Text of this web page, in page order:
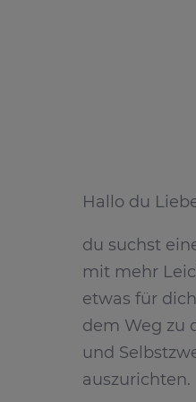
Hallo du
du suchst
mit mehr
etwas für
dem Weg zu
und
auszurichten.